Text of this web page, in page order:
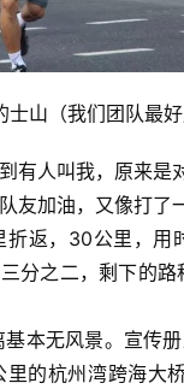
士山（我们团队最好
有人叫我，原来是
友加油，又像打了
返，30公里，用
分之二，剩下的
的杭州湾跨海大